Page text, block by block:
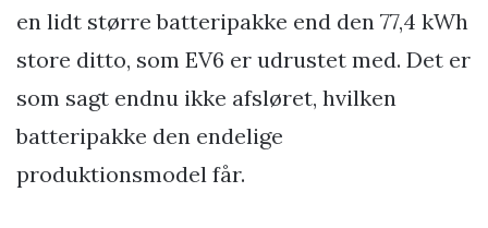
en lidt større batteripakke end den 77,4 kWh
store ditto, som EV6 er udrustet med. Det er
som sagt endnu ikke afsløret, hvilken
batteripakke den endelige
produktionsmodel får.